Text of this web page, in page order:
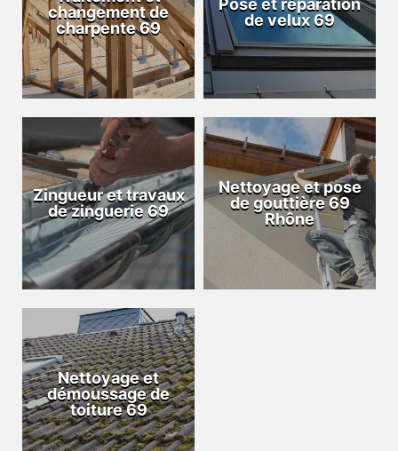
changement de
charpente 69
Pose et réparation
de velux 69
Zingueur et travaux
de zinguerie 69
Nettoyage et pose
de gouttière 69
Rhône
Nettoyage et
démoussage de
toiture 69